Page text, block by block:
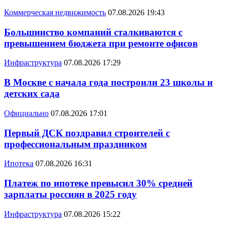
Коммерческая недвижимость 07.08.2026 19:43
Большинство компаний сталкиваются с
превышением бюджета при ремонте офисов
Инфраструктура 07.08.2026 17:29
В Москве с начала года построили 23 школы и
детских сада
Официально 07.08.2026 17:01
Первый ДСК поздравил строителей с
профессиональным праздником
Ипотека 07.08.2026 16:31
Платеж по ипотеке превысил 30% средней
зарплаты россиян в 2025 году
Инфраструктура 07.08.2026 15:22